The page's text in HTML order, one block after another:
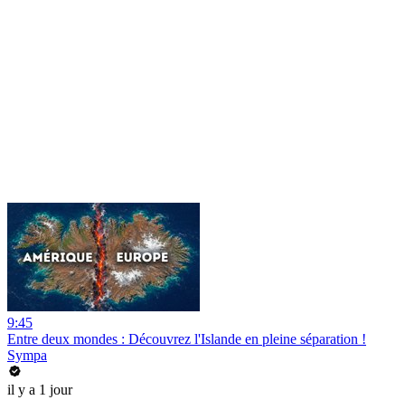
9:45
Entre deux mondes : Découvrez l'Islande en pleine séparation !
Sympa
il y a 1 jour